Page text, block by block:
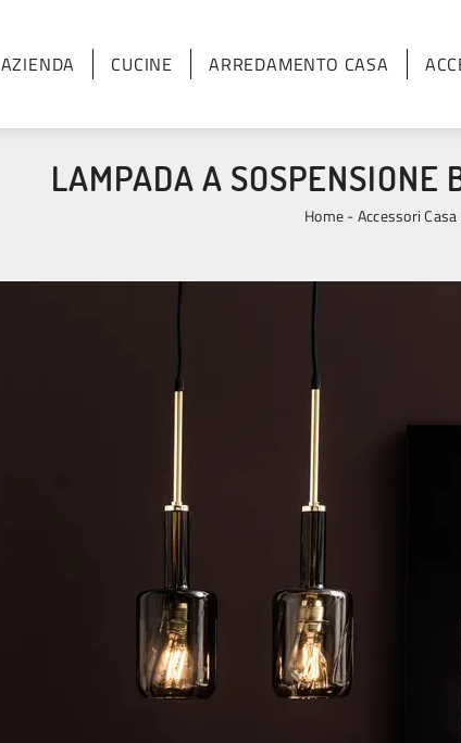
AZIENDA CUCINE ARREDAMENTO CASA
LAMPADA A SOSPENSIONE
Home-Accessori Casa